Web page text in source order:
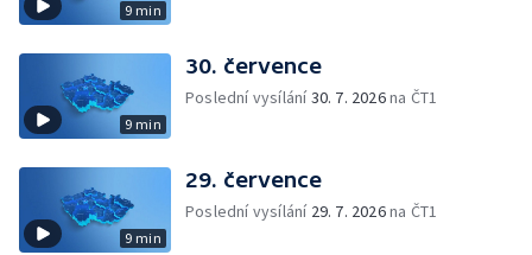
9 min
9 min
30. července
Poslední vysílání30. 7. 2026na ČT1
9 min
29. července
Poslední vysílání 29. 7. 2026na ČT1